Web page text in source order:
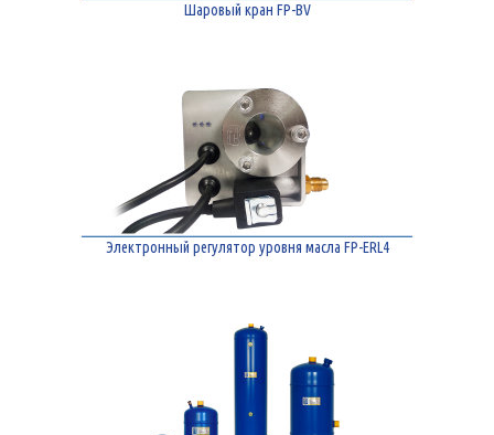
Шаровый кран FP-BV
Электронный регулятор уровня масла FP-ERL4